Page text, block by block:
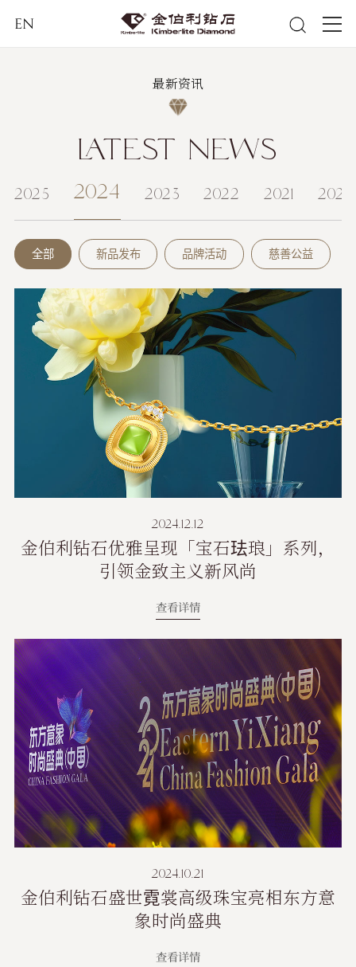
EN
最新资讯
LATEST NEWS
2025 2024 2023 2022 2021 2020
全部 新品发布 品牌活动 慈善公益
2024.12.12
金伯利钻石优雅呈现「宝石珐琅」系列，
引领金致主义新风尚
查看详情
2024.10.21
金伯利钻石盛世霓裳高级珠宝亮相东方意
象时尚盛典
查看详情